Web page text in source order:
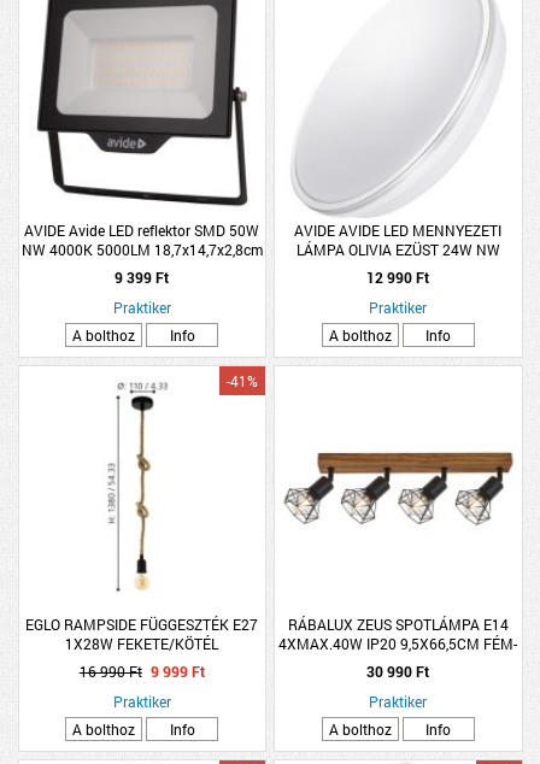
AVIDE Avide LED reflektor SMD 50W
NW 4000K 5000LM 18,7x14,7x2,8cm
9 399 Ft
Praktiker
A bolthoz
Info
AVIDE AVIDE LED MENNYEZETI
LÁMPA OLIVIA EZÜST 24W NW
4000K 380X50MM
12 990 Ft
Praktiker
A bolthoz
Info
EGLO RAMPSIDE FÜGGESZTÉK E27
1X28W FEKETE/KÖTÉL
-41%
16 990 Ft 9 999 Ft
Praktiker
A bolthoz
Info
RÁBALUX ZEUS SPOTLÁMPA E14
4XMAX.40W IP20 9,5X66,5CM FÉM-
FA FEKETE-TÖLGY
30 990 Ft
Praktiker
A bolthoz
Info